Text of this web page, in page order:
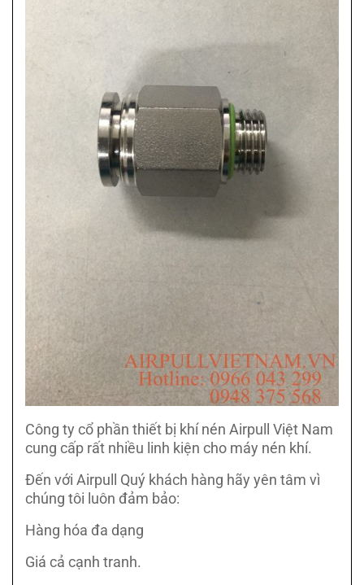
Công ty cổ phần thiết bị khí nén Airpull Việt Nam
cung cấp rất nhiều linh kiện cho máy nén khí.
Đến với Airpull Quý khách hàng hãy yên tâm vì
chúng tôi luôn đảm bảo:
Hàng hóa đa dạng
Giá cả cạnh tranh.